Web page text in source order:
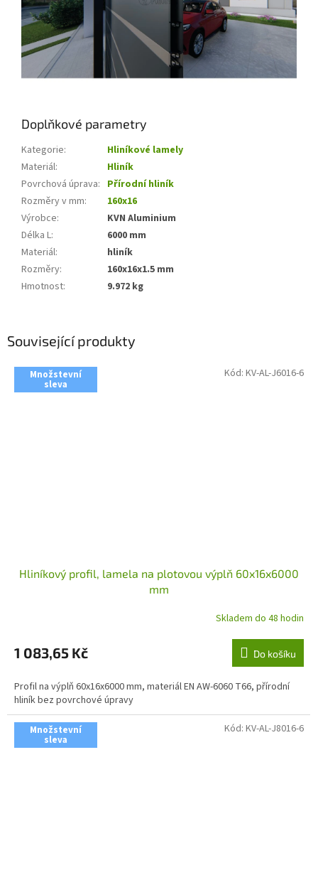
Související produkty
Množstevní
sleva
Hliníkový profil, lamela na plotovou výplň 60x16x6000
mm
Skladem do 48 hodin
1 083,65 Kč Do košíku
Profil na výplň 60x16x6000 mm, materiál EN AW-6060 T66, přírodní
hliník bez povrchové úpravy
Kód: KV-AL-J6016-6
Množstevní
sleva
Kód: KV-AL-J8016-6
Doplňkové parametry
Kategorie:
Hliníkové lamely
Materiál:
Hliník
Povrchová úprava: Přírodní hliník
Rozměry v mm:
160x16
Výrobce:
KVN Aluminium
Délka L:
6000 mm
Materiál:
hliník
Rozměry:
160x16x1.5 mm
Hmotnost: 9.972 kg